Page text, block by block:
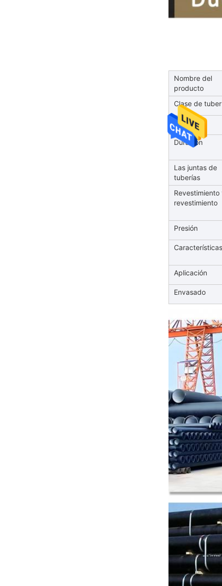
Nombre del
producto
Clase de
Diámetro
Duración
Las juntas de
tuberías
Revestimiento
revestimiento
Presión
Características
Aplicación
Envasado